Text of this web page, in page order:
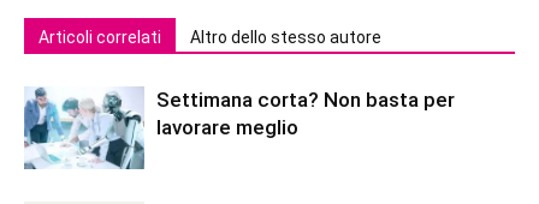
Articoli correlati Altro dello stesso autore
Settimana corta? Non basta per
lavorare meglio